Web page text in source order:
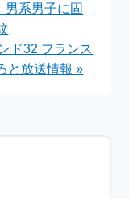
作に世界が
系男子に固
ド32 フランス
と放送情報 »